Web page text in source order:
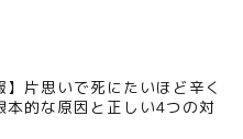
】片思いで死にたいほど辛く
本的な原因と正しい4つの対